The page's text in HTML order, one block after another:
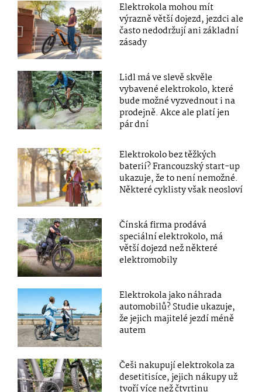
Elektrokola mohou mít
výrazně větší dojezd, jezdci ale
často nedodržují ani základní
zásady
Lidl má ve slevě skvěle
vybavené elektrokolo, které
bude možné vyzvednout i na
prodejně. Akce ale platí jen
pár dní
Elektrokolo bez těžkých
baterií? Francouzský start-up
ukazuje, že to není nemožné.
Některé cyklisty však neosloví
Čínská firma prodává
speciální elektrokolo, má
větší dojezd než některé
elektromobily
Elektrokola jako náhrada
automobilů? Studie ukazuje,
že jejich majitelé jezdí méně
autem
Češi nakupují elektrokola za
desetitisíce, jejich nákupy už